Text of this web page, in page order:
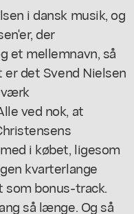
i dansk musik, og
der
et mellemnavn, så
det Svend Nielsen
værk
ved nok, at
i købet, ligesom
kvarterlange
bonus-track.
så længe. Og så